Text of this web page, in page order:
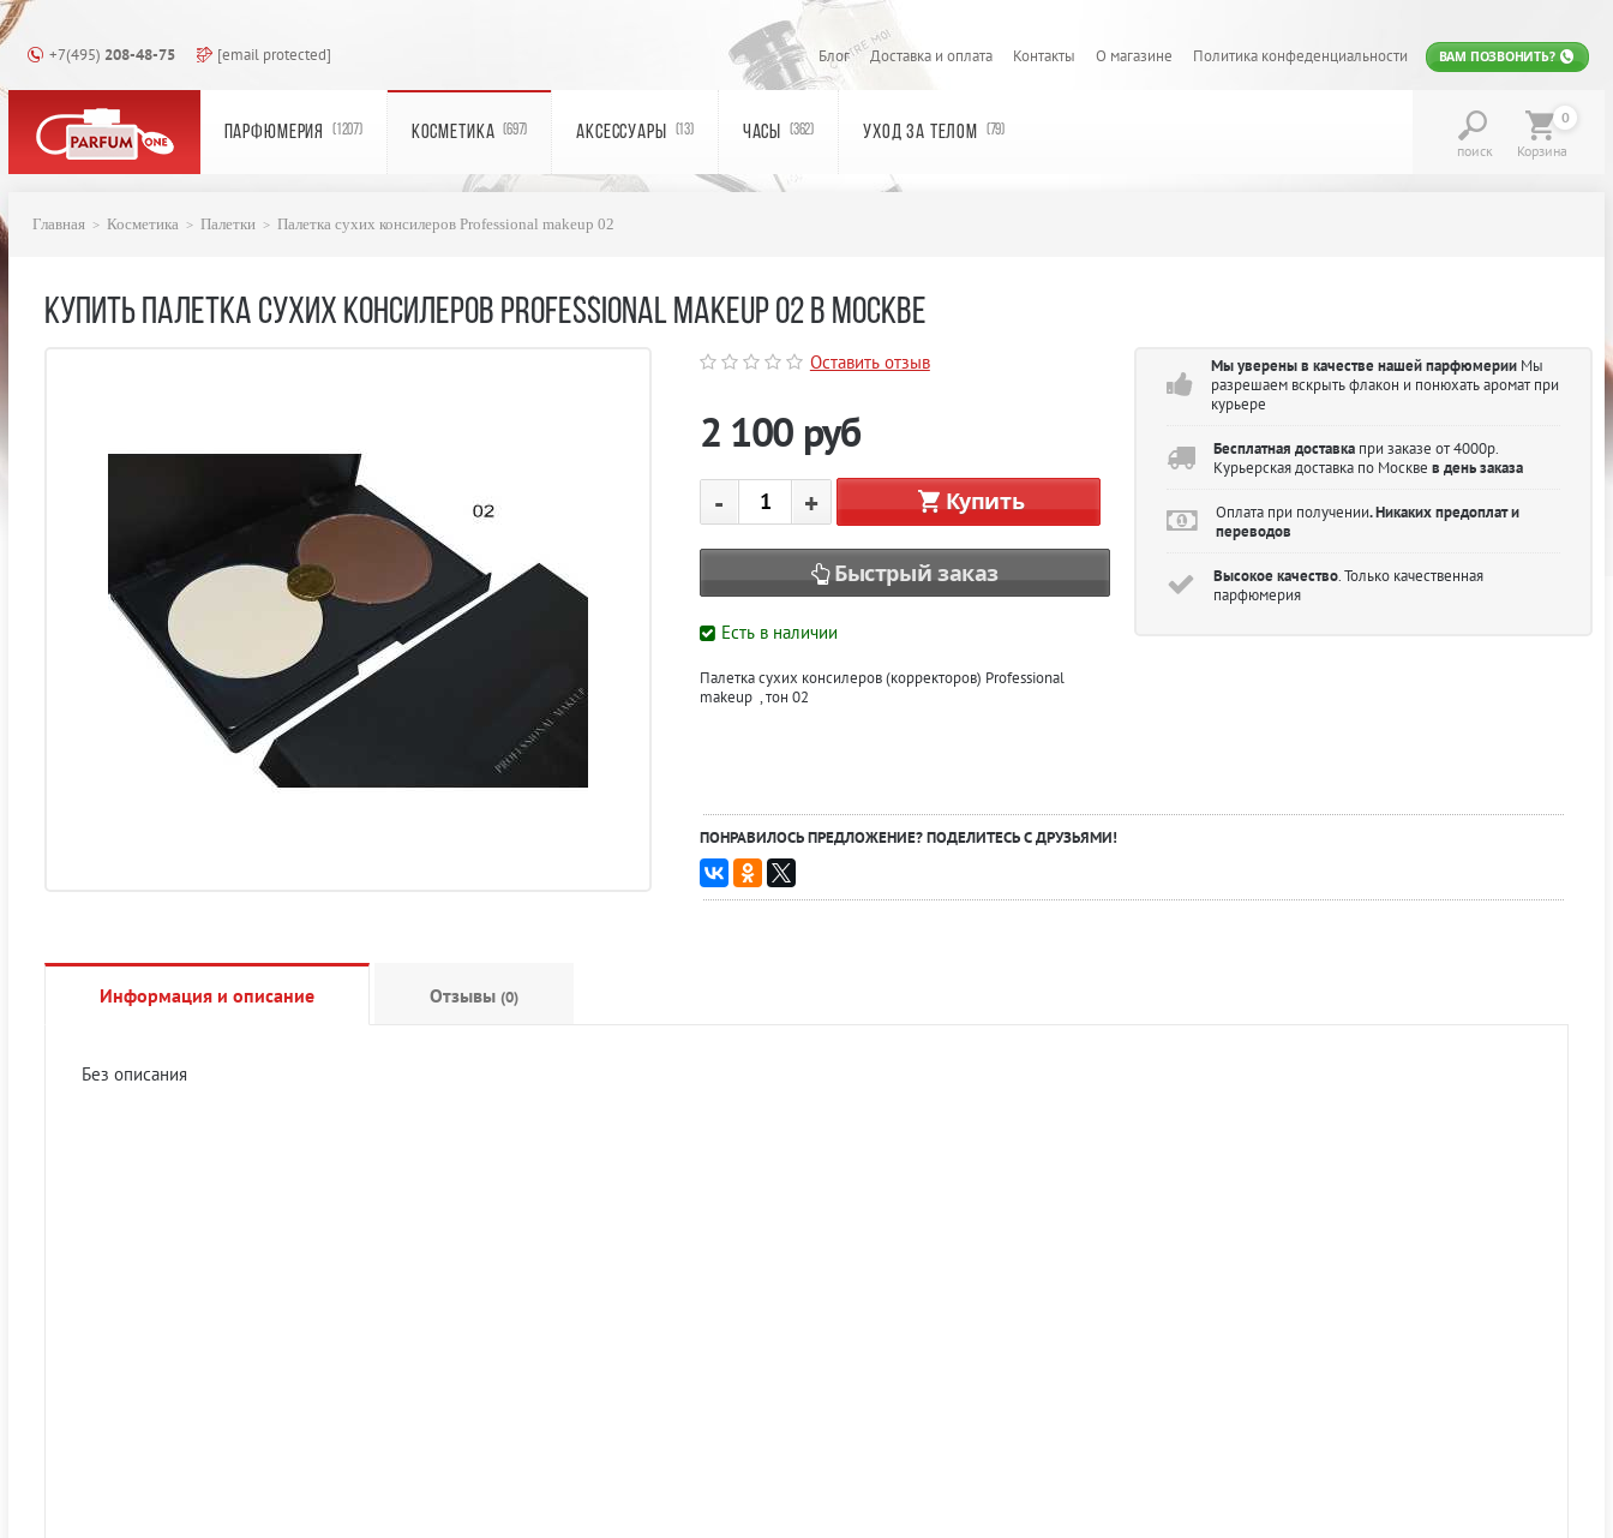
+7(495) 208-48-75 [email protected] Блог Доставка и оплата Контакты О магазине Политика конфеденциальности ВАМ ПОЗВОНИТЬ?
ПАРФЮМЕРИЯ (1207) КОСМЕТИКА (697) АКСЕССУАРЫ (13) ЧАСЫ (362) УХОД ЗА ТЕЛОМ (79)
поиск
0
Корзина
Главная Косметика Палетки Палетка сухих консилеров Professional makeup 02
КУПИТЬ ПАЛЕТКА СУХИХ КОНСИЛЕРОВ PROFESSIONAL MAKEUP 02 В МОСКВЕ
Оставить отзыв
2 100 руб
- + Купить
Быстрый заказ
Есть в наличии
Палетка сухих консилеров (корректоров) Professional
makeup , тон 02
Мы уверены в качестве нашей парфюмерииМы
разрешаем вскрыть флакон и понюхать аромат при
курьере
Бесплатная доставкапри заказе от 4000р.
Курьерская доставка по Москве в день заказа
Оплата при получении. Никаких предоплат и
переводов
Высокое качество. Только качественная
парфюмерия
ПОНРАВИЛОСЬ ПРЕДЛОЖЕНИЕ? ПОДЕЛИТЕСЬ С ДРУЗЬЯМИ!
Информация и описание Отзывы (0)
Без описания